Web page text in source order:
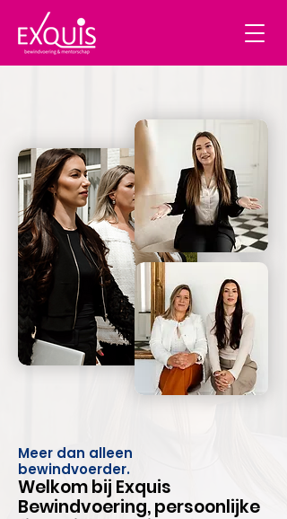
Meer dan alleen
bewindvoerder.
Welkom bij Exquis
Bewindvoering, persoonlijke